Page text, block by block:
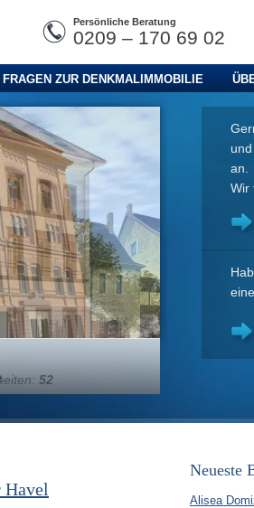
Persönliche Beratung
0209 – 170 69 02
FRAGEN ZUR DENKMALIMMOBILIE
52
und
an.
Wir
Havel
Neueste
Alisea